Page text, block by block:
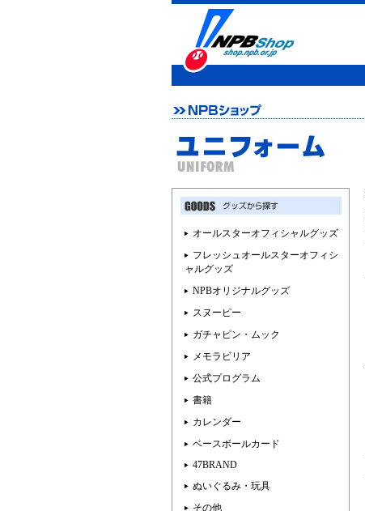
オールスターオフィシャルグッズ
フレッシュオールスターオフィシ
ャルグッズ
NPBオリジナルグッズ
スヌーピー
ガチャピン・ムック
メモラビリア
公式プログラム
書籍
カレンダー
ベースボールカード
47BRAND
ぬいぐるみ・玩具
その他